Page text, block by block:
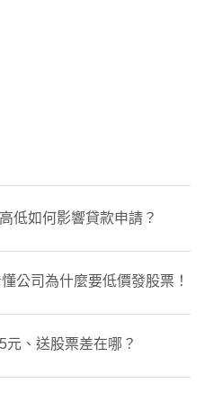
低如何影響貸款申請？
公司為什麼要低價發股票！
元、送股票差在哪？